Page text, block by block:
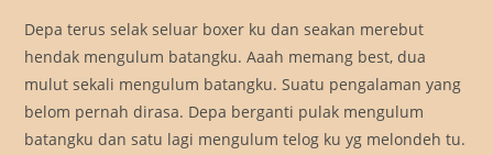
Depa terus selak seluar boxer ku dan seakan merebut
hendak mengulum batangku. Aaah memang best, dua
mulut sekali mengulum batangku. Suatu pengalaman yang
belom pernah dirasa. Depa berganti pulak mengulum
batangku dan satu lagi mengulum telog ku yg melondeh tu.